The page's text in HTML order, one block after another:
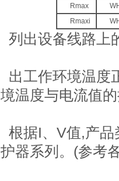
Rmax
Rmaxi
列出设备线路上
出工作环境温度
境温度与电流值
根据I、V值,产
护器系列。(参考